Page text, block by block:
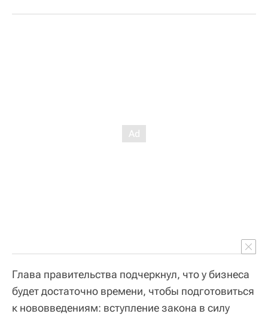
Глава правительства подчеркнул, что у бизнеса
будет достаточно времени, чтобы подготовиться
к нововведениям: вступление закона в силу